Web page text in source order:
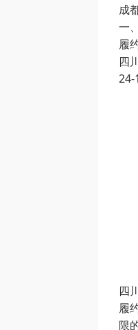
成
一
履
四
24-
四
履
限